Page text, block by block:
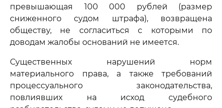
превышающая 100 000 рублей (размер
сниженного судом штрафа), возвращена
обществу, не согласиться с которыми по
доводам жалобы оснований не имеется.
Существенных нарушений норм
материального права, а также требований
процессуального законодательства,
повлиявших на исход судебного